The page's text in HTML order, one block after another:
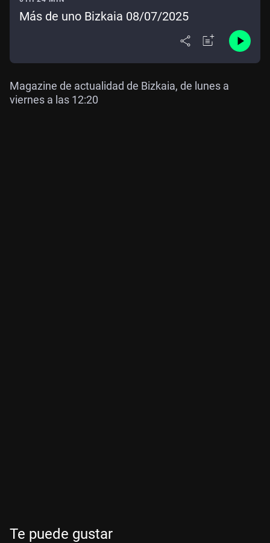
Más de uno Bizkaia 08/07/2025
Magazine de actualidad de Bizkaia, de lunes a
viernes a las 12:20
Te puede gustar